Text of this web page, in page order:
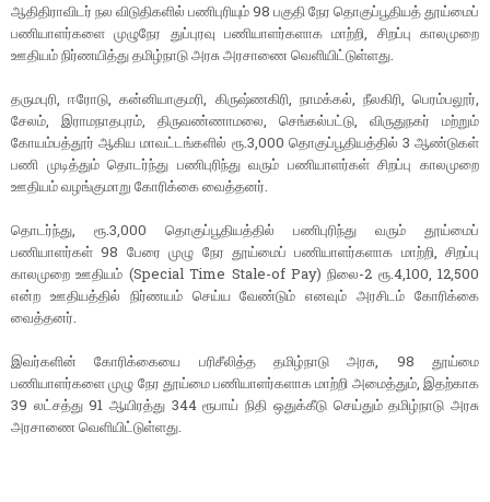
ஆதிதிராவிடர் நல விடுதிகளில் பணிபுரியும் 98 பகுதி நேர தொகுப்பூதியத் தூய்மைப்
பணியாளர்களை முழுநேர துப்புரவு பணியாளர்களாக மாற்றி, சிறப்பு காலமுறை
ஊதியம் நிர்ணயித்து தமிழ்நாடு அரசு அரசாணை வெளியிட்டுள்ளது.
தருமபுரி, ஈரோடு, கன்னியாகுமரி, கிருஷ்ணகிரி, நாமக்கல், நீலகிரி, பெரம்பலூர்,
சேலம், இராமநாதபுரம், திருவண்ணாமலை, செங்கல்பட்டு, விருதுநகர் மற்றும்
கோயம்பத்தூர் ஆகிய மாவட்டங்களில் ரூ.3,000 தொகுப்பூதியத்தில் 3 ஆண்டுகள்
பணி முடித்தும் தொடர்ந்து பணிபுரிந்து வரும் பணியாளர்கள் சிறப்பு காலமுறை
ஊதியம் வழங்குமாறு கோரிக்கை வைத்தனர்.
தொடர்ந்து, ரூ.3,000 தொகுப்பூதியத்தில் பணிபுரிந்து வரும் தூய்மைப்
பணியாளர்கள் 98 பேரை முழு நேர தூய்மைப் பணியாளர்களாக மாற்றி, சிறப்பு
காலமுறை ஊதியம் (Special Time Stale-of Pay) நிலை-2 ரூ.4,100, 12,500
என்ற ஊதியத்தில் நிர்ணயம் செய்ய வேண்டும் எனவும் அரசிடம் கோரிக்கை
வைத்தனர்.
இவர்களின் கோரிக்கையை பரிசீலித்த தமிழ்நாடு அரசு, 98 தூய்மை
பணியாளர்களை முழு நேர தூய்மை பணியாளர்களாக மாற்றி அமைத்தும், இதற்காக
39 லட்சத்து 91 ஆயிரத்து 344 ரூபாய் நிதி ஒதுக்கீடு செய்தும் தமிழ்நாடு அரசு
அரசாணை வெளியிட்டுள்ளது.